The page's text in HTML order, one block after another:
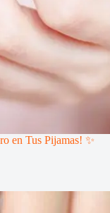
en Tus Pijamas! ✨